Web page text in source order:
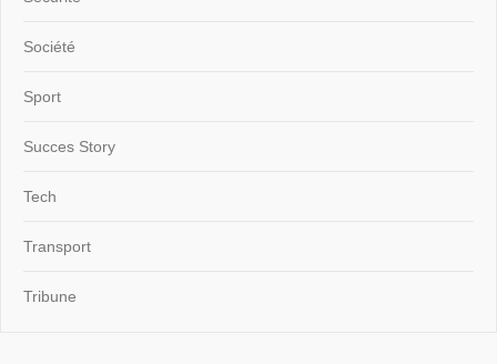
Société
Sport
Succes Story
Tech
Transport
Tribune